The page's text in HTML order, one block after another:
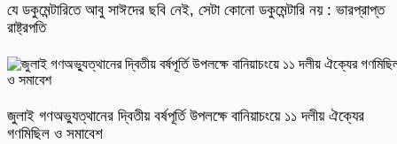
যে ডকুমেন্টারিতে আবু সাঈদের ছবি নেই, সেটা কোনো ডকুমেন্টারি নয় : ভারপ্রাপ্ত
রাষ্ট্রপতি
জুলাই গণঅভ্যুত্থানের দ্বিতীয় বর্ষপূর্তি উপলক্ষে বানিয়াচংয়ে ১১ দলীয় ঐক্যের
গণমিছিল ও সমাবেশ